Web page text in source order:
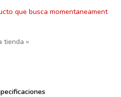
que busca momentaneament
tienda »